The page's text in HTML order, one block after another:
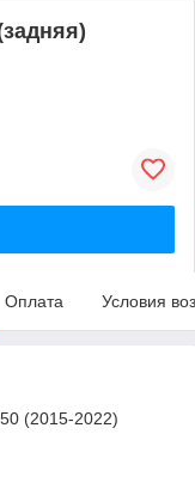
Оплата Условия
(2015-2022)